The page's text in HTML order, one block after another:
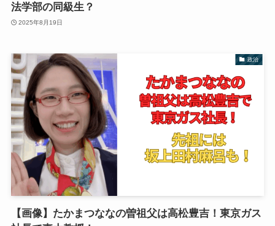
法学部の同級生？
2025年8月19日
政治
【画像】たかまつななの曽祖父は高松豊吉！東京ガス